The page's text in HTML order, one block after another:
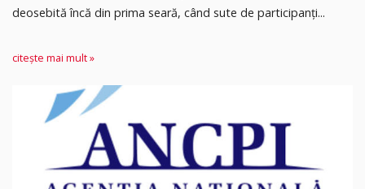
deosebită încă din prima seară, când sute de participanți...
citește mai mult »